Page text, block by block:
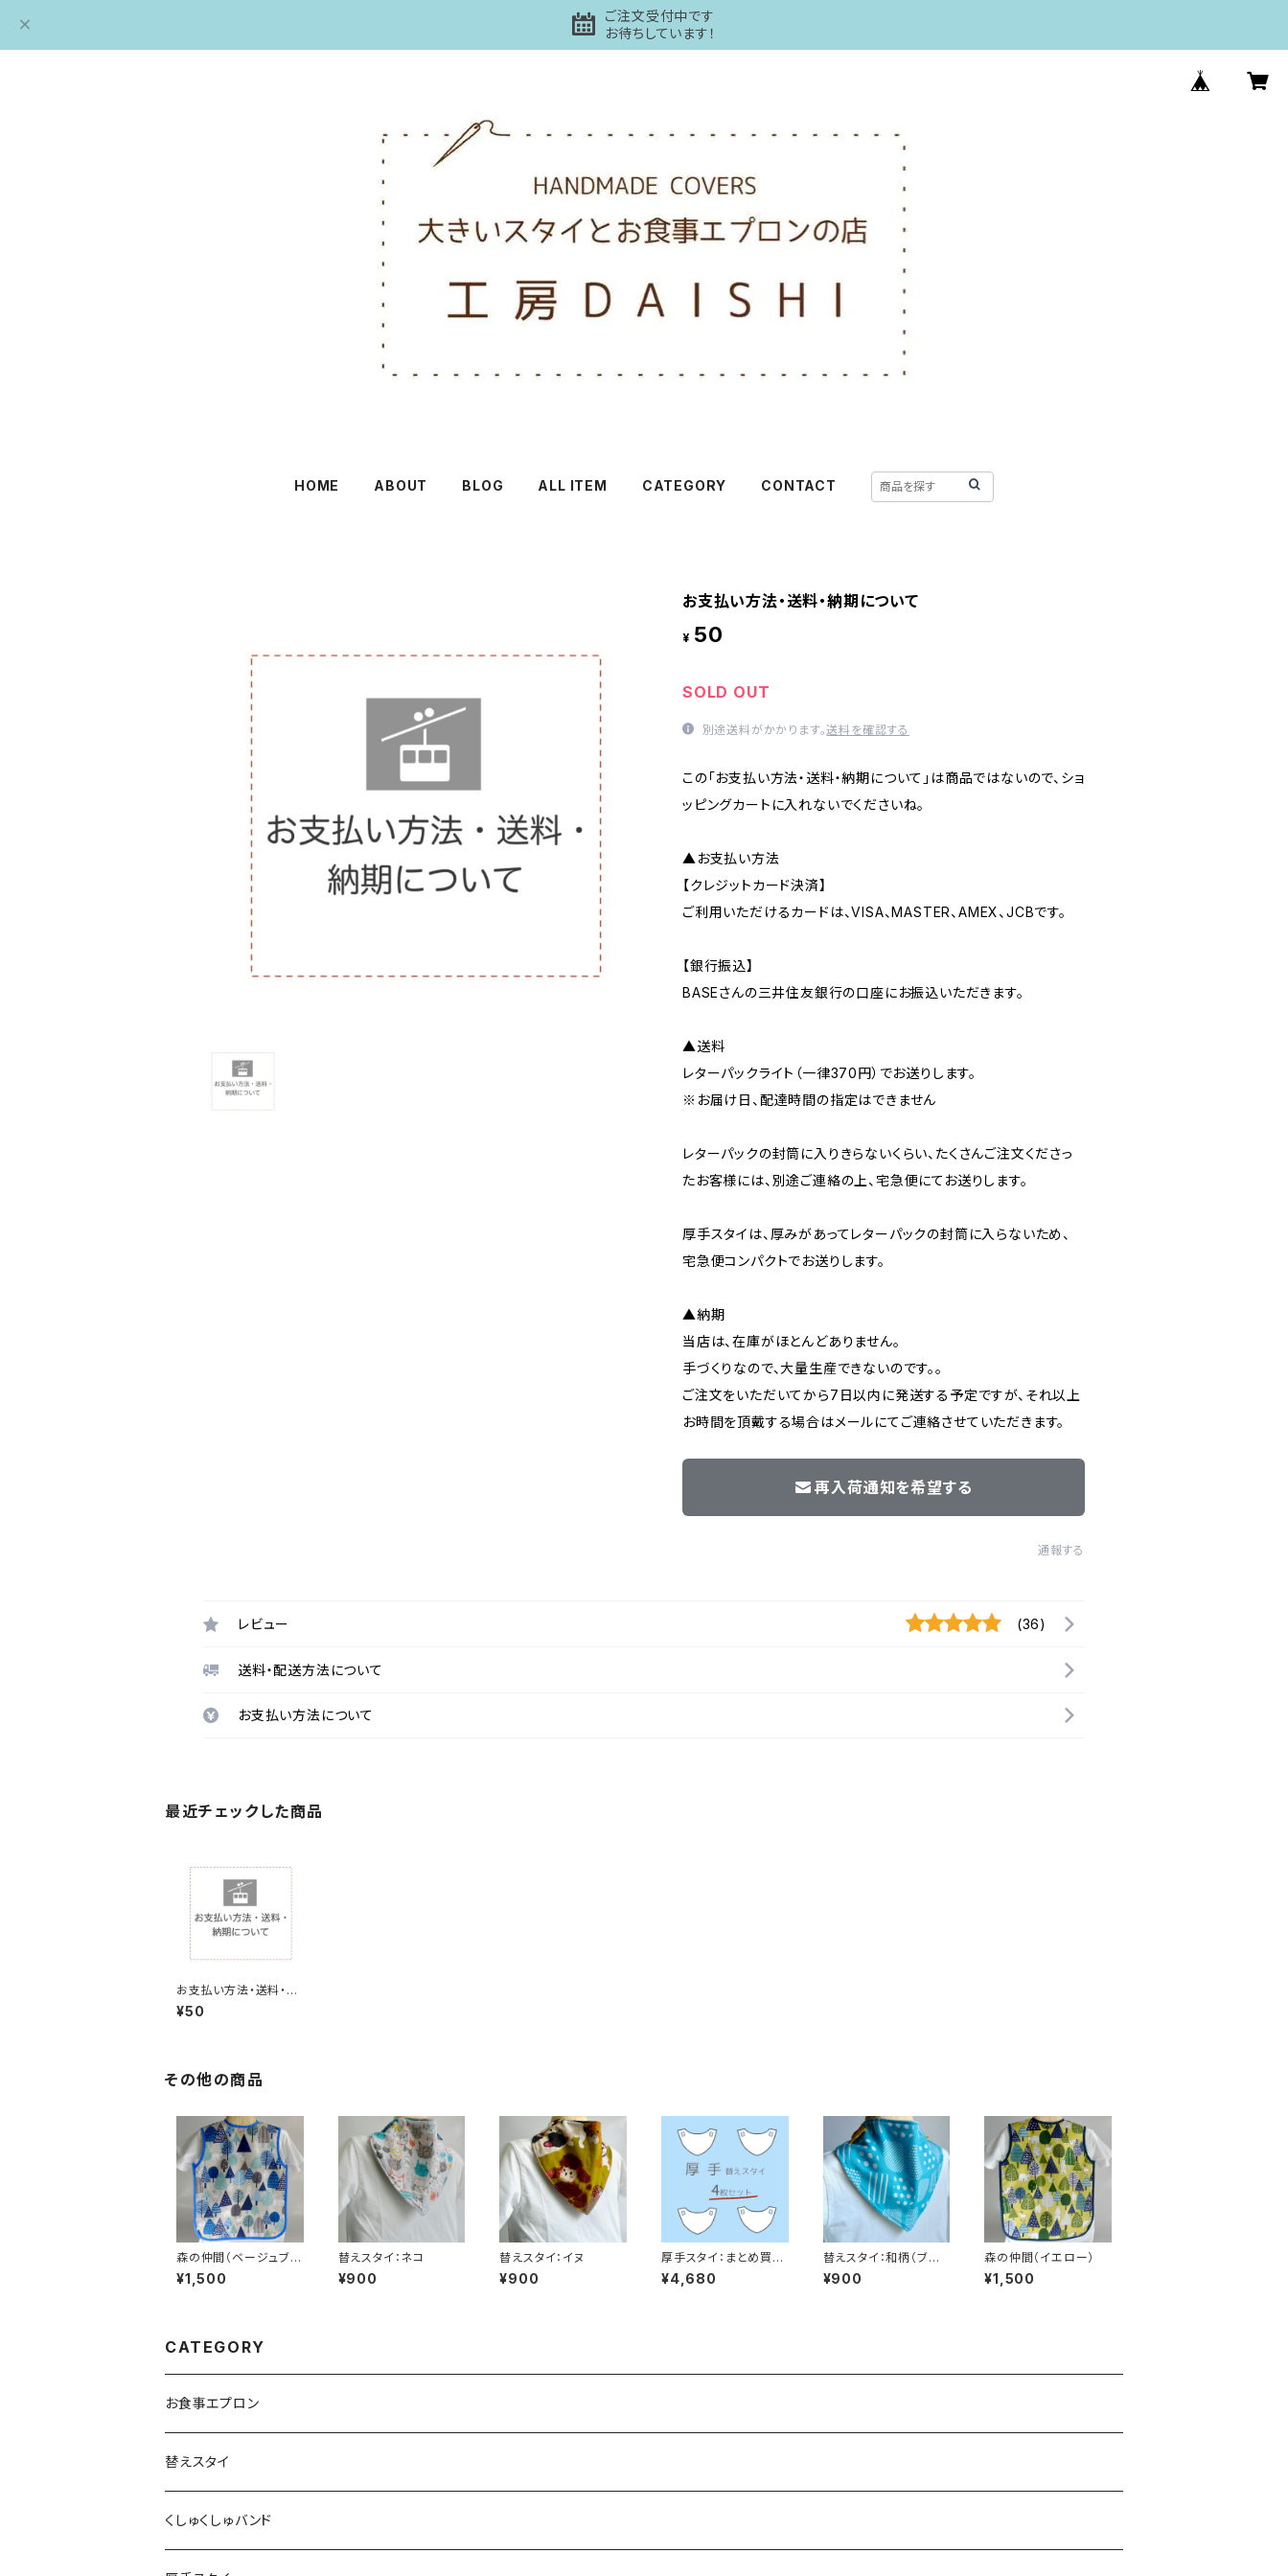
ご注文受付中です
お待ちしています！
HOME ABOUT BLOG ALL ITEM CATEGORY CONTACT
お支払い方法・送料・納期について
¥ 50
SOLD OUT
別途送料がかかります。送料を確認する
この「お支払い方法・送料・納期について」は商品ではないので、ショ
ッピングカートに入れないでくださいね。
▲お支払い方法
【クレジットカード決済】
ご利用いただけるカードは、VISA、MASTER、AMEX、JCBです。
【銀行振込】
BASEさんの三井住友銀行の口座にお振込いただきます。
▲送料
レターパックライト（一律370円）でお送りします。
※お届け日、配達時間の指定はできません
レターパックの封筒に入りきらないくらい、たくさんご注文くださっ
たお客様には、別途ご連絡の上、宅急便にてお送りします。
厚手スタイは、厚みがあってレターパックの封筒に入らないため、
宅急便コンパクトでお送りします。
▲納期
当店は、在庫がほとんどありません。
手づくりなので、大量生産できないのです。。
ご注文をいただいてから7日以内に発送する予定ですが、それ以上
お時間を頂戴する場合はメールにてご連絡させていただきます。
再入荷通知を希望する
通報する
レビュー (36)
送料・配送方法について
お支払い方法について
最近チェックした商品
お支払い方法・送料・納
期について
¥50
その他の商品
森の仲間（ベージュブル
ー）
¥1,500
替えスタイ：ネコ
¥900
替えスタイ：イヌ
¥900
厚手スタイ：まとめ買い
4枚
¥4,680
替えスタイ：和柄（ブル
ー）
¥900
森の仲間（イエロー）
¥1,500
CATEGORY
お食事エプロン
替えスタイ
くしゅくしゅバンド